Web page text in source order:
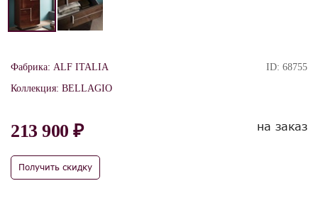
Фабрика: ALF ITALIA
Коллекция: BELLAGIO
ID: 68755
213 900 ₽
Получить скидку
на заказ